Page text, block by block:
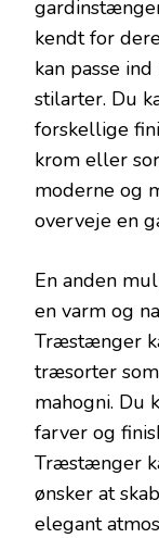
kendt for
kan passe
stilarter. Du
forskellige
krom eller
moderne og
overveje en
En anden
en varm og
Træstænger
træsorter
mahogni.
farver og
Træstænger
ønsker at
elegant